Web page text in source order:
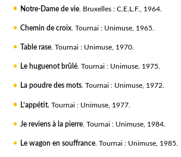
Notre-Dame de vie. Bruxelles : C.E.L.F., 1964.
Chemin de croix. Tournai : Unimuse, 1965.
Table rase. Tournai : Unimuse, 1970.
Le huguenot brûlé. Tournai : Unimuse, 1975.
La poudre des mots. Tournai : Unimuse, 1972.
L’appétit. Tournai : Unimuse, 1977.
Je reviens à la pierre. Tournai : Unimuse, 1984.
Le wagon en souffrance. Tournai : Unimuse, 1985.